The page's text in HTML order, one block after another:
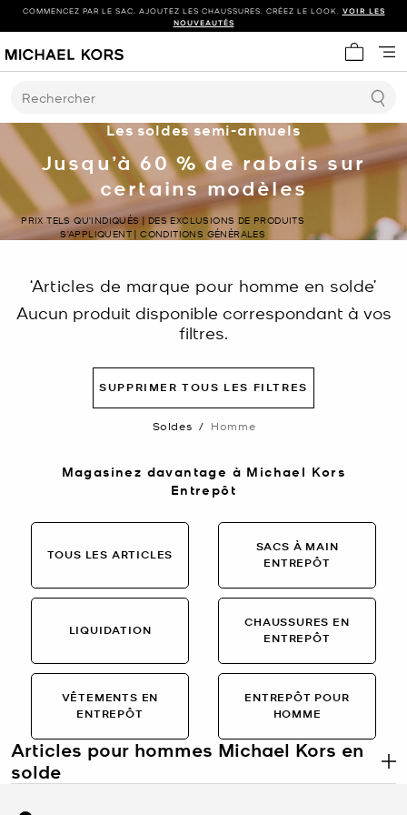
COMMENCEZ PAR LE SAC. AJOUTEZ LES CHAUSSURES. CRÉEZ LE LOOK. VOIR LES
NOUVEAUTÉS
Mon
Rechercher
Les soldes semi-annuels
Jusqu’à 60 % de rabais sur
certains modèles
PRIX TELS QU’INDIQUÉS | DES EXCLUSIONS DE PRODUITS
S’APPLIQUENT | CONDITIONS GÉNÉRALES
‘Articles de marque pour homme en solde’
Aucun produit disponible correspondant à vos
filtres.
SUPPRIMER TOUS LES FILTRES
Soldes / Homme
Magasinez davantage à Michael Kors
Entrepôt
TOUS LES ARTICLES
SACS À MAIN
ENTREPÔT
LIQUIDATION
CHAUSSURES EN
ENTREPÔT
VÊTEMENTS EN
ENTREPÔT
ENTREPÔT POUR
HOMME
Articles pour hommes Michael Kors en
solde